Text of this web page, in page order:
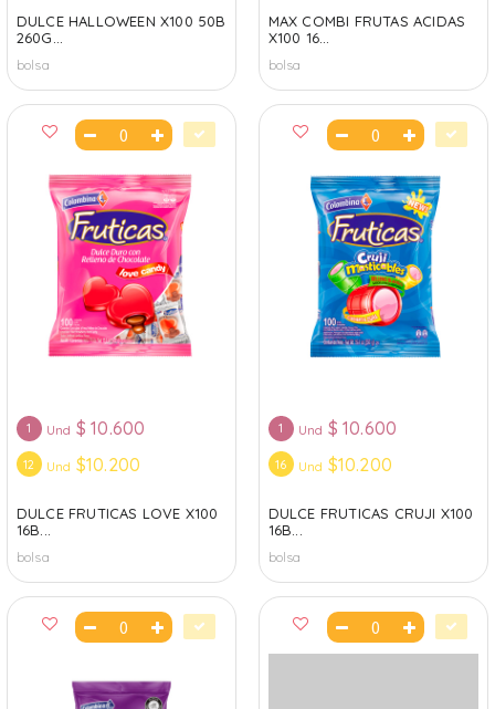
DULCE HALLOWEEN X100 50B
260G...
bolsa
MAX COMBI FRUTAS ACIDAS
X100 16...
bolsa
1 Und $ 10.600
12 Und $10.200
DULCE FRUTICAS LOVE X100
16B...
bolsa
1 Und $ 10.600
16 Und $10.200
DULCE FRUTICAS CRUJI X100
16B...
bolsa